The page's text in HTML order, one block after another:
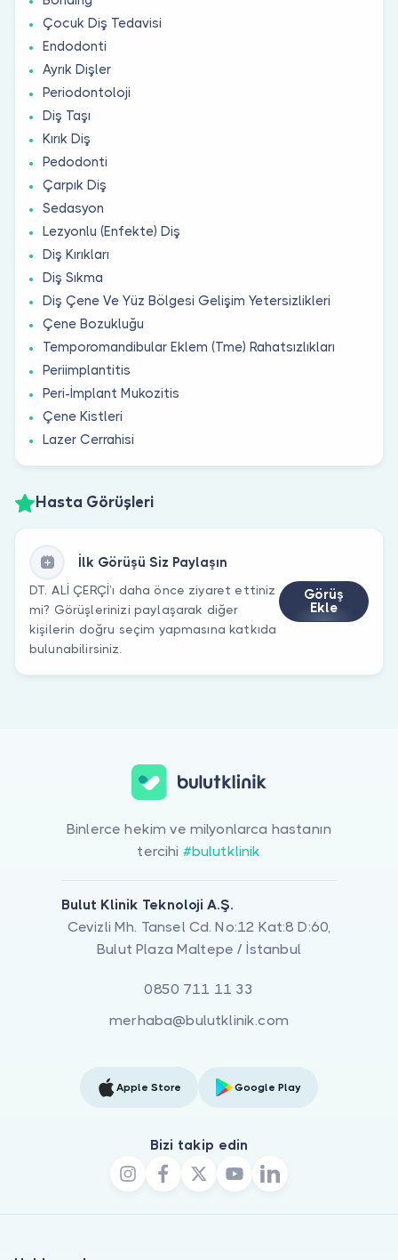
Çocuk Diş Tedavisi
Endodonti
Ayrık Dişler
Periodontoloji
Diş Taşı
Kırık Diş
Pedodonti
Çarpık Diş
Sedasyon
Lezyonlu (Enfekte) Diş
Diş Kırıkları
Diş Sıkma
Diş Çene Ve Yüz Bölgesi Gelişim Yetersizlikleri
Çene Bozukluğu
Temporomandibular Eklem (Tme) Rahatsızlıkları
Periimplantitis
Peri-İmplant Mukozitis
Çene Kistleri
Lazer Cerrahisi
Hasta Görüşleri
İlk Görüşü Siz Paylaşın
DT. ALİ ÇERÇİ’ı daha önce ziyaret ettiniz
mi? Görüşlerinizi paylaşarak diğer
kişilerin doğru seçim yapmasına katkıda
bulunabilirsiniz.
Görüş
Ekle
Binlerce hekim ve milyonlarca hastanın
tercihi #bulutklinik
Bulut Klinik Teknoloji A.Ş.
Cevizli Mh. Tansel Cd. No:12 Kat:8 D:60,
Bulut Plaza Maltepe / İstanbul
0850 711 11 33
merhaba@bulutklinik.com
Apple Store Google Play
Bizi takip edin